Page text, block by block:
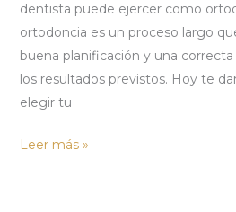
dentista puede ejercer como
ortodoncia es un proceso largo
buena planificación y una
los resultados previstos. Hoy te
elegir tu
Leer más »